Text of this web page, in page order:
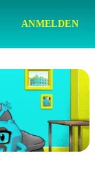
ANMELDEN